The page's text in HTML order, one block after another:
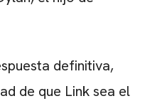
definitiva,
de que Link sea el